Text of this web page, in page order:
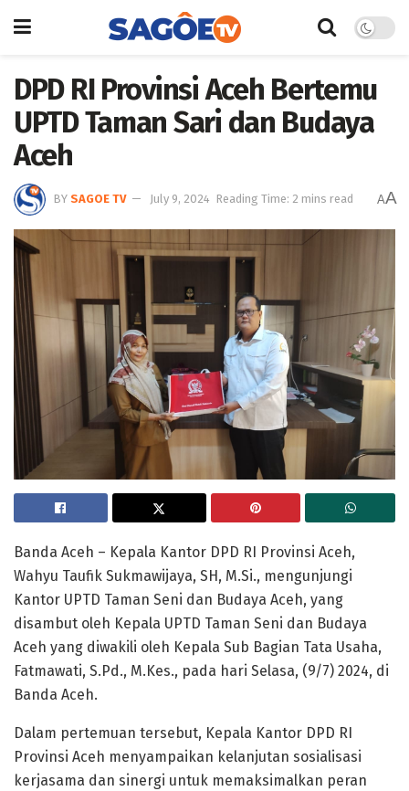
DPD RI Provinsi Aceh Bertemu
UPTD Taman Sari dan Budaya
Aceh
BY SAGOE TV July 9, 2024 Reading Time: 2 mins read AA
Banda Aceh – Kepala Kantor DPD RI Provinsi Aceh,
Wahyu Taufik Sukmawijaya, SH, M.Si., mengunjungi
Kantor UPTD Taman Seni dan Budaya Aceh, yang
disambut oleh Kepala UPTD Taman Seni dan Budaya
Aceh yang diwakili oleh Kepala Sub Bagian Tata Usaha,
Fatmawati, S.Pd., M.Kes., pada hari Selasa, (9/7) 2024, di
Banda Aceh.
Dalam pertemuan tersebut, Kepala Kantor DPD RI
Provinsi Aceh menyampaikan kelanjutan sosialisasi
kerjasama dan sinergi untuk memaksimalkan peran